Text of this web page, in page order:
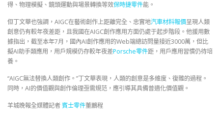
得、物理模擬、鏡頭運動與場景轉換等效保時捷零件能。
但丁文華也強調，AIGC在藝術創作上距離完全、忠實地汽車材料報價呈現人類
創意仍有較年夜差距，且我國在AIGC創作應用方面仍處于起步階段。他援用數
據指出，截至本年7月，國內AI創作應用的Web端總訪問量接近3000萬，但比
擬AI助手類應用，用戶規模仍存較年夜差Porsche零件距，用戶應用習慣仍待培
養。
“AIGC無法替換人類創作。”丁文華表現，人類的創意是多維度、復雜的過程。
同時，AI的價值觀與創作倫理亟需規范，應引導其具備普適化價值觀。
羊城晚報全媒體記者賓士零件董鵬程